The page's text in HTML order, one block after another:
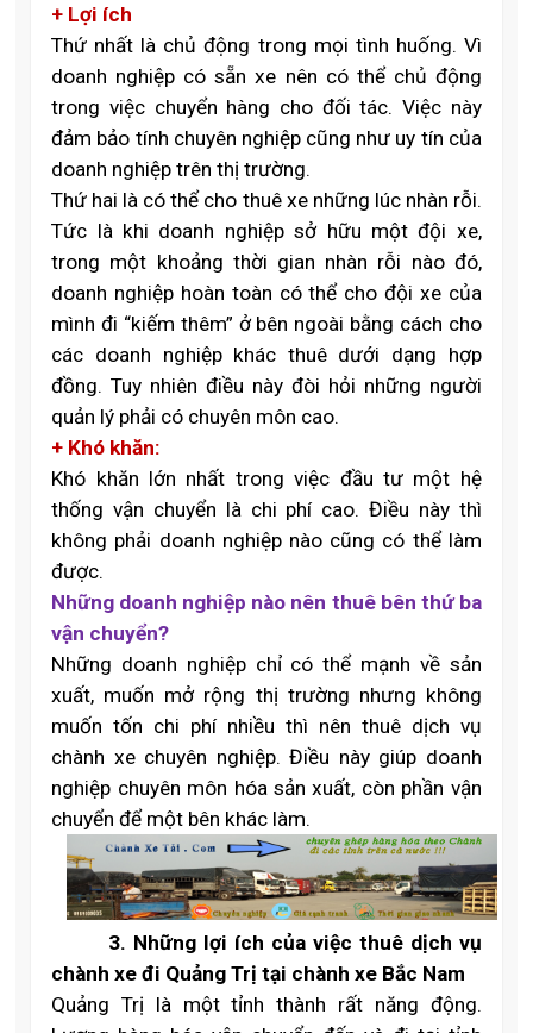
+ Lợi ích
Thứ nhất là chủ động trong mọi tình huống. Vì
doanh nghiệp có sẵn xe nên có thể chủ động
trong việc chuyển hàng cho đối tác. Việc này
đảm bảo tính chuyên nghiệp cũng như uy tín của
doanh nghiệp trên thị trường.
Thứ hai là có thể cho thuê xe những lúc nhàn rỗi.
Tức là khi doanh nghiệp sở hữu một đội xe,
trong một khoảng thời gian nhàn rỗi nào đó,
doanh nghiệp hoàn toàn có thể cho đội xe của
mình đi “kiếm thêm” ở bên ngoài bằng cách cho
các doanh nghiệp khác thuê dưới dạng hợp
đồng. Tuy nhiên điều này đòi hỏi những người
quản lý phải có chuyên môn cao.
+ Khó khăn:
Khó khăn lớn nhất trong việc đầu tư một hệ
thống vận chuyển là chi phí cao. Điều này thì
không phải doanh nghiệp nào cũng có thể làm
được.
Những doanh nghiệp nào nên thuê bên thứ ba
vận chuyển?
Những doanh nghiệp chỉ có thể mạnh về sản
xuất, muốn mở rộng thị trường nhưng không
muốn tốn chi phí nhiều thì nên thuê dịch vụ
chành xe chuyên nghiệp. Điều này giúp doanh
nghiệp chuyên môn hóa sản xuất, còn phần vận
chuyển để một bên khác làm.
3. Những lợi ích của việc thuê dịch vụ
chành xe đi Quảng Trị tại chành xe Bắc Nam
Quảng Trị là một tỉnh thành rất năng động.